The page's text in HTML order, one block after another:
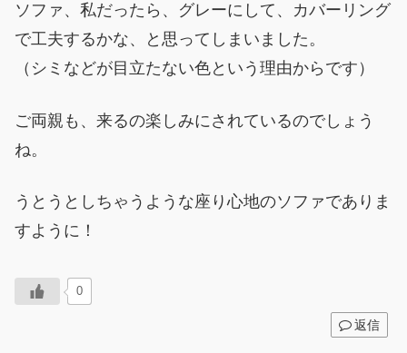
ソファ、私だったら、グレーにして、カバーリング
で工夫するかな、と思ってしまいました。
（シミなどが目立たない色という理由からです）
ご両親も、来るの楽しみにされているのでしょう
ね。
うとうとしちゃうような座り心地のソファでありま
すように！
0
返信